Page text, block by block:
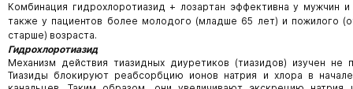
Комбинация гидрохлоротиазид + лозартан эффективна у мужчин
также у пациентов более молодого (младше 65 лет) и пожилого
старше) возраста.
Гидрохлоротиазид
Механизм действия тиазидных диуретиков (тиазидов) изучен не
Тиазиды блокируют реабсорбцию ионов натрия и хлора в